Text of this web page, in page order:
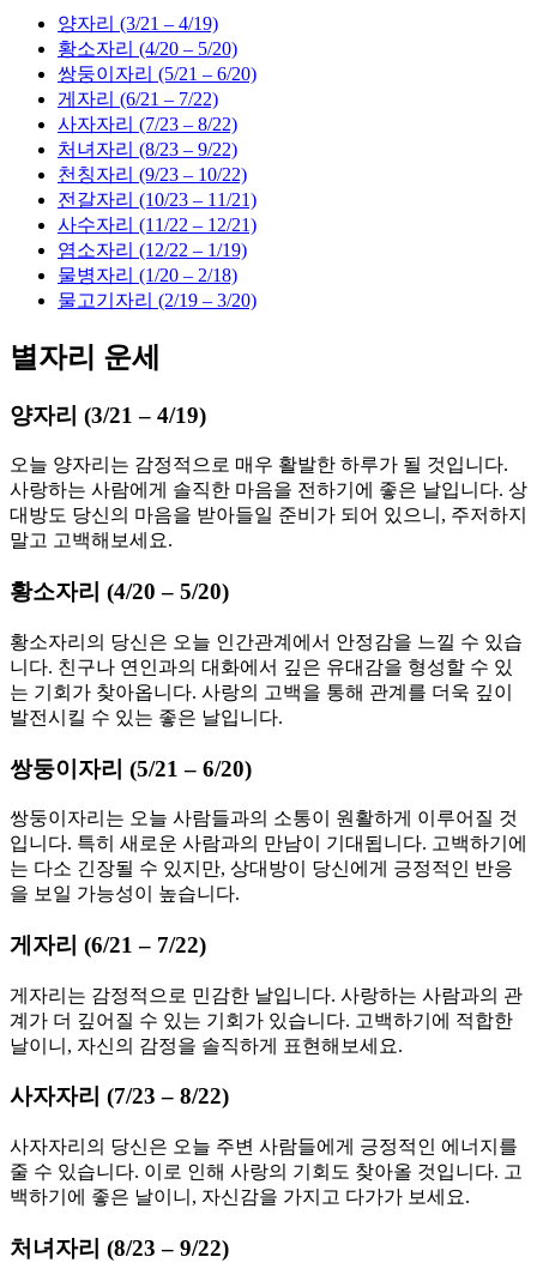
양자리 (3/21 – 4/19)
황소자리 (4/20 – 5/20)
쌍둥이자리 (5/21 – 6/20)
게자리 (6/21 – 7/22)
사자자리 (7/23 – 8/22)
처녀자리 (8/23 – 9/22)
천칭자리 (9/23 – 10/22)
전갈자리 (10/23 – 11/21)
사수자리 (11/22 – 12/21)
염소자리 (12/22 – 1/19)
물병자리 (1/20 – 2/18)
물고기자리 (2/19 – 3/20)
별자리 운세
양자리 (3/21 – 4/19)
오늘 양자리는 감정적으로 매우 활발한 하루가 될 것입니다.
사랑하는 사람에게 솔직한 마음을 전하기에 좋은 날입니다. 상
대방도 당신의 마음을 받아들일 준비가 되어 있으니, 주저하지
말고 고백해보세요.
황소자리 (4/20 – 5/20)
황소자리의 당신은 오늘 인간관계에서 안정감을 느낄 수 있습
니다. 친구나 연인과의 대화에서 깊은 유대감을 형성할 수 있
는 기회가 찾아옵니다. 사랑의 고백을 통해 관계를 더욱 깊이
발전시킬 수 있는 좋은 날입니다.
쌍둥이자리 (5/21 – 6/20)
쌍둥이자리는 오늘 사람들과의 소통이 원활하게 이루어질 것
입니다. 특히 새로운 사람과의 만남이 기대됩니다. 고백하기에
는 다소 긴장될 수 있지만, 상대방이 당신에게 긍정적인 반응
을 보일 가능성이 높습니다.
게자리 (6/21 – 7/22)
게자리는 감정적으로 민감한 날입니다. 사랑하는 사람과의 관
계가 더 깊어질 수 있는 기회가 있습니다. 고백하기에 적합한
날이니, 자신의 감정을 솔직하게 표현해보세요.
사자자리 (7/23 – 8/22)
사자자리의 당신은 오늘 주변 사람들에게 긍정적인 에너지를
줄 수 있습니다. 이로 인해 사랑의 기회도 찾아올 것입니다. 고
백하기에 좋은 날이니, 자신감을 가지고 다가가 보세요.
처녀자리 (8/23 – 9/22)